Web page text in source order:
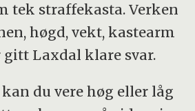
tek straffekasta. Verken
høgd, vekt, kastearm
Laxdal klare svar.
du vere høg eller låg